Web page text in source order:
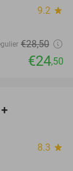
9.2 star
€28,50
€24,50
8.3 star